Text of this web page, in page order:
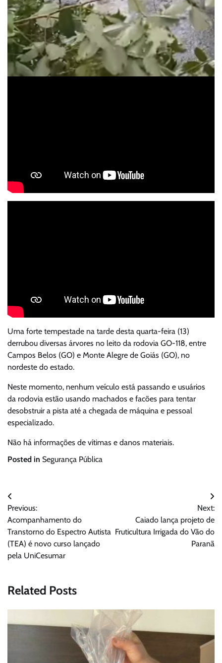
Uma forte tempestade na tarde desta quarta-feira (13)
derrubou diversas árvores no leito da rodovia GO-118, entre
Campos Belos (GO) e Monte Alegre de Goiás (GO), no
nordeste do estado.
Neste momento, nenhum veículo está passando e usuários
da rodovia estão usando machados e facões para tentar
desobstruir a pista até a chegada de máquina e pessoal
especializado.
Não há informações de vítimas e danos materiais.
Posted in Segurança Pública
Navegação
de
Post
Previous:
Acompanhamento do
Transtorno do Espectro Autista
(TEA) é novo curso lançado
pela UniCesumar
Next:
Caiado lança projeto de
Fruticultura Irrigada do Vão do
Paranã
Related Posts